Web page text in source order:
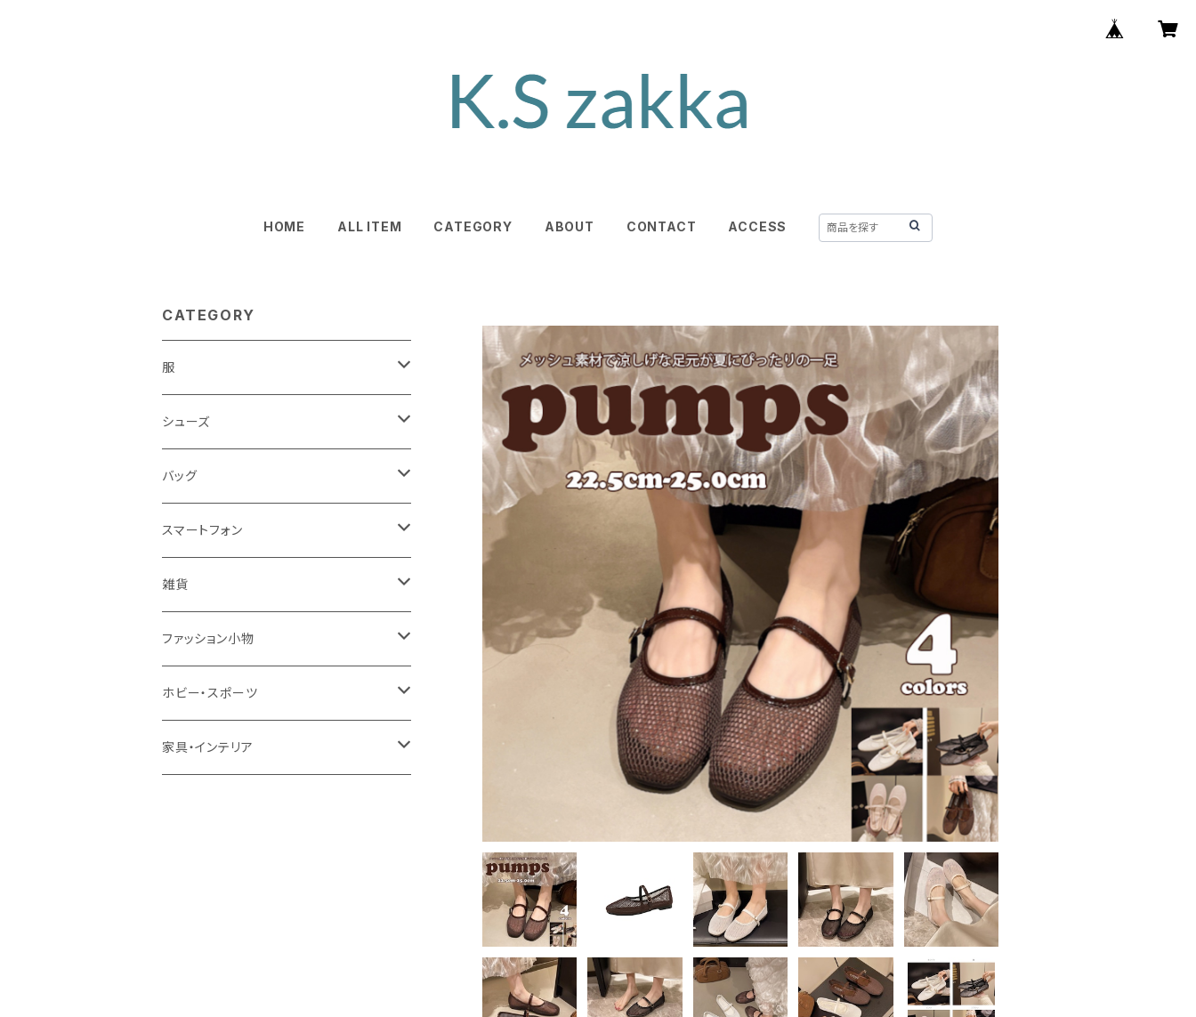
HOME ALL ITEM CATEGORY ABOUT CONTACT ACCESS
CATEGORY
服
レディース
トップス
コート・ジャケット
水着・オーバーウェア
メンズ
バッグ
帽子
キッズ＆ベビー
浴衣
シューズ
レディース
サンダル
スニーカー
メンズ
サンダル
キッズ＆ベビー
バッグ
レディース
メンズ
キッズ＆ベビー
スマートフォン
アクセサリ
ケース・カバー
ケーブル・アダプター
ケース
スタント
フィルム
雑貨
ガラス
タオル
キーホルダー
ファッション小物
サングラス・眼鏡
手芸・ハンドメイド用品
ホビー・スポーツ
アウトドア・キャンプ・登山
家具・インテリア